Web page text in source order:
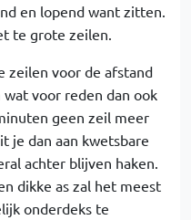
en lopend want zitten.
te grote zeilen.
zeilen voor de afstand
voor reden dan ook
geen zeil meer
je dan aan kwetsbare
achter blijven haken.
dikke as zal het meest
onderdeks te